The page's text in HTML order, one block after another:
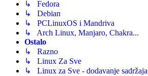
↳ Fedora
↳ Debian
↳ PCLinuxOS i Mandriva
↳ Arch Linux, Manjaro, Chakra...
Ostalo
↳ Razno
↳ Linux Za Sve
↳ Linux za Sve - dodavanje sadržaja